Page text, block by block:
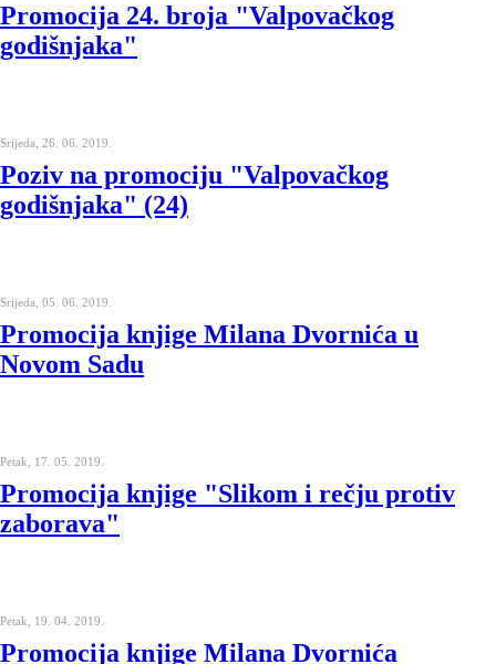
Promocija 24. broja "Valpovačkog
godišnjaka"
Srijeda, 26. 06. 2019.
Poziv na promociju "Valpovačkog
godišnjaka" (24)
Srijeda, 05. 06. 2019.
Promocija knjige Milana Dvornića u
Novom Sadu
Petak, 17. 05. 2019.
Promocija knjige "Slikom i rečju protiv
zaborava"
Petak, 19. 04. 2019.
Promocija knjige Milana Dvornića